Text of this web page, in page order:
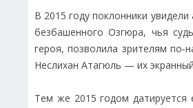
В 2015 году поклонники
безбашенного Озгюра, чья
героя, позволила зрителям
Неслихан Атагюль — их
Тем же 2015 годом датируется